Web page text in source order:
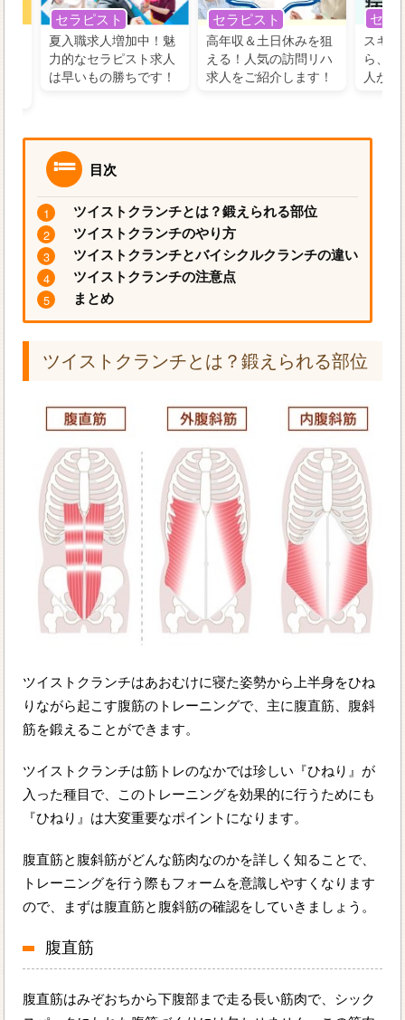
セラピスト
夏入職求人増加中！魅
力的なセラピスト求人
は早いもの勝ちです！
セラピスト
高年収＆土日休みを狙
える！人気の訪問リハ
求人をご紹介します！
セラ
スキ
ら、
人が
目次
ツイストクランチとは？鍛えられる部位
ツイストクランチのやり方
ツイストクランチとバイシクルクランチの違い
ツイストクランチの注意点
まとめ
ツイストクランチとは？鍛えられる部位
ツイストクランチはあおむけに寝た姿勢から上半身をひね
りながら起こす腹筋のトレーニングで、主に腹直筋、腹斜
筋を鍛えることができます。
ツイストクランチは筋トレのなかでは珍しい『ひねり』が
入った種目で、このトレーニングを効果的に行うためにも
『ひねり』は大変重要なポイントになります。
腹直筋と腹斜筋がどんな筋肉なのかを詳しく知ることで、
トレーニングを行う際もフォームを意識しやすくなります
ので、まずは腹直筋と腹斜筋の確認をしていきましょう。
腹直筋
腹直筋はみぞおちから下腹部まで走る長い筋肉で、シック